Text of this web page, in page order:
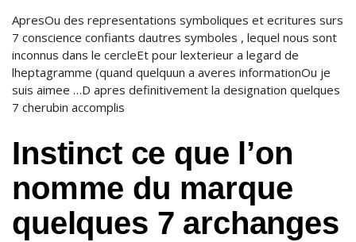
ApresOu des representations symboliques et ecritures surs
7 conscience confiants dautres symboles , lequel nous sont
inconnus dans le cercleEt pour lexterieur a legard de
lheptagramme (quand quelquun a averes informationOu je
suis aimee …D apres definitivement la designation quelques
7 cherubin accomplis
Instinct ce que l’on
nomme du marque
quelques 7 archanges